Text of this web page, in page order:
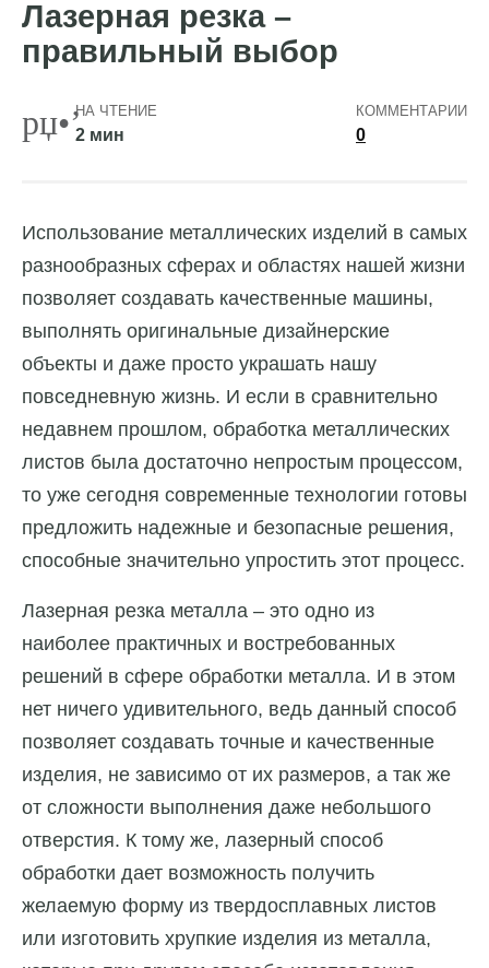
Лазерная резка –
правильный выбор
НА ЧТЕНИЕ
2 мин
КОММЕНТАРИИ
0
Использование металлических изделий в самых
разнообразных сферах и областях нашей жизни
позволяет создавать качественные машины,
выполнять оригинальные дизайнерские
объекты и даже просто украшать нашу
повседневную жизнь. И если в сравнительно
недавнем прошлом, обработка металлических
листов была достаточно непростым процессом,
то уже сегодня современные технологии готовы
предложить надежные и безопасные решения,
способные значительно упростить этот процесс.
Лазерная резка металла – это одно из
наиболее практичных и востребованных
решений в сфере обработки металла. И в этом
нет ничего удивительного, ведь данный способ
позволяет создавать точные и качественные
изделия, не зависимо от их размеров, а так же
от сложности выполнения даже небольшого
отверстия. К тому же, лазерный способ
обработки дает возможность получить
желаемую форму из твердосплавных листов
или изготовить хрупкие изделия из металла,